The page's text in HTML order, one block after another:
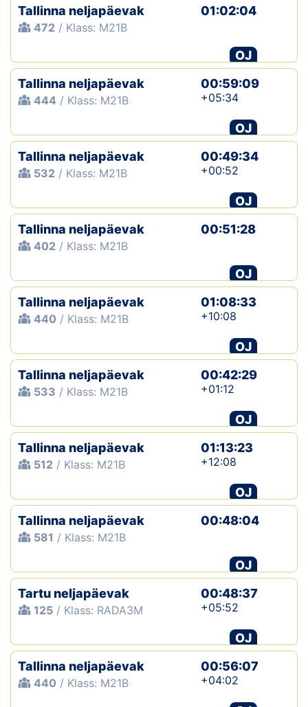
Tallinna neljapäevak
472 / Klass: M21B
01:02:04
OJ
Tallinna neljapäevak
444 / Klass: M21B
00:59:09
+05:34
OJ
Tallinna neljapäevak
532 / Klass: M21B
00:49:34
+00:52
OJ
Tallinna neljapäevak
402 / Klass: M21B
00:51:28
OJ
Tallinna neljapäevak
440 / Klass: M21B
01:08:33
+10:08
OJ
Tallinna neljapäevak
533 / Klass: M21B
00:42:29
+01:12
OJ
Tallinna neljapäevak
512 / Klass: M21B
01:13:23
+12:08
OJ
Tallinna neljapäevak
581 / Klass: M21B
00:48:04
OJ
Tartu neljapäevak
125 / Klass: RADA3M
00:48:37
+05:52
OJ
Tallinna neljapäevak
440 / Klass: M21B
00:56:07
+04:02